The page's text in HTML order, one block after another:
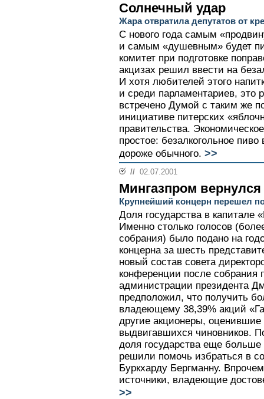
Солнечный удар
Жара отвратила депутатов от
С нового года самым
и самым «душевным» будет
комитет при подготовке
акцизах решил ввести на
И хотя любителей этого
и среди парламентариев, это
встречено Думой с таким же
инициативе питерских
правительства.
простое: безалкогольное
дороже обычного. >>
// 02.07.2001
Мингазпром вернулся
Крупнейший концерн перешел
Доля государства в капитале
Именно столько голосов
собрания) было подано на
концерна за шесть
новый состав совета
конференции после собрания
администрации президента
предположил, что получить
владеющему 38,39% акций
другие акционеры, оценившие
выдвигавшихся чиновников.
доля государства еще
решили помочь избраться в
Буркхарду Бергманну.
источники, владеющие
>>